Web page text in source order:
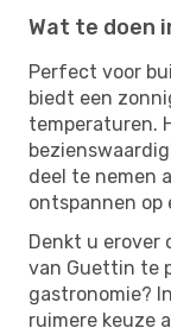
Wat te doen
Perfect voor
biedt een
temperaturen.
deel te nemen
ontspannen op
Denkt u erover
van Guettin te
gastronomie?
ruimere keuze